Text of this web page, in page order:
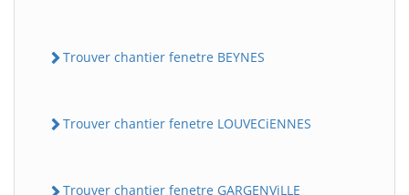
Trouver chantier fenetre BEYNES
Trouver chantier fenetre LOUVECiENNES
Trouver chantier fenetre GARGENViLLE